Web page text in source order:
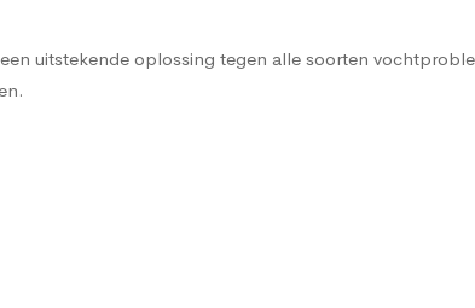
uitstekende oplossing tegen alle soorten